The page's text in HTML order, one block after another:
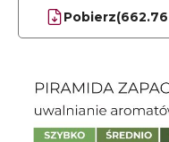
Pobierz